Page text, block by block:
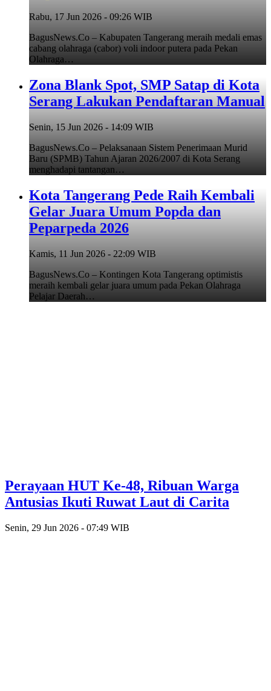
Rabu, 17 Jun 2026 - 09:26 WIB
BagusNews.Co – Kabupaten Tangerang meraih medali emas
cabang olahraga (cabor) voli indoor putera pada Pekan
Olahraga…
Zona Blank Spot, SMP Satap di Kota
Serang Lakukan Pendaftaran Manual
Senin, 15 Jun 2026 - 14:09 WIB
BagusNews.Co – Pelaksanaan Sistem Penerimaan Murid
Baru (SPMB) Tahun Ajaran 2026/2007 di Kota Serang
menghadapi tantangan…
Kota Tangerang Pede Raih Kembali
Gelar Juara Umum Popda dan
Peparpeda 2026
Kamis, 11 Jun 2026 - 22:09 WIB
BagusNews.Co – Kontingen Kota Tangerang optimistis
meraih kembali gelar juara umum pada Pekan Olahraga
Pelajar Daerah…
Perayaan HUT Ke-48, Ribuan Warga
Antusias Ikuti Ruwat Laut di Carita
Senin, 29 Jun 2026 - 07:49 WIB